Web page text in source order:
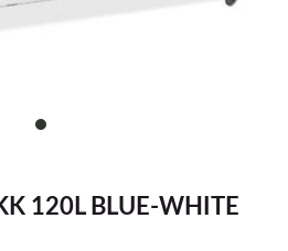
item
120L BLUE-WHITE